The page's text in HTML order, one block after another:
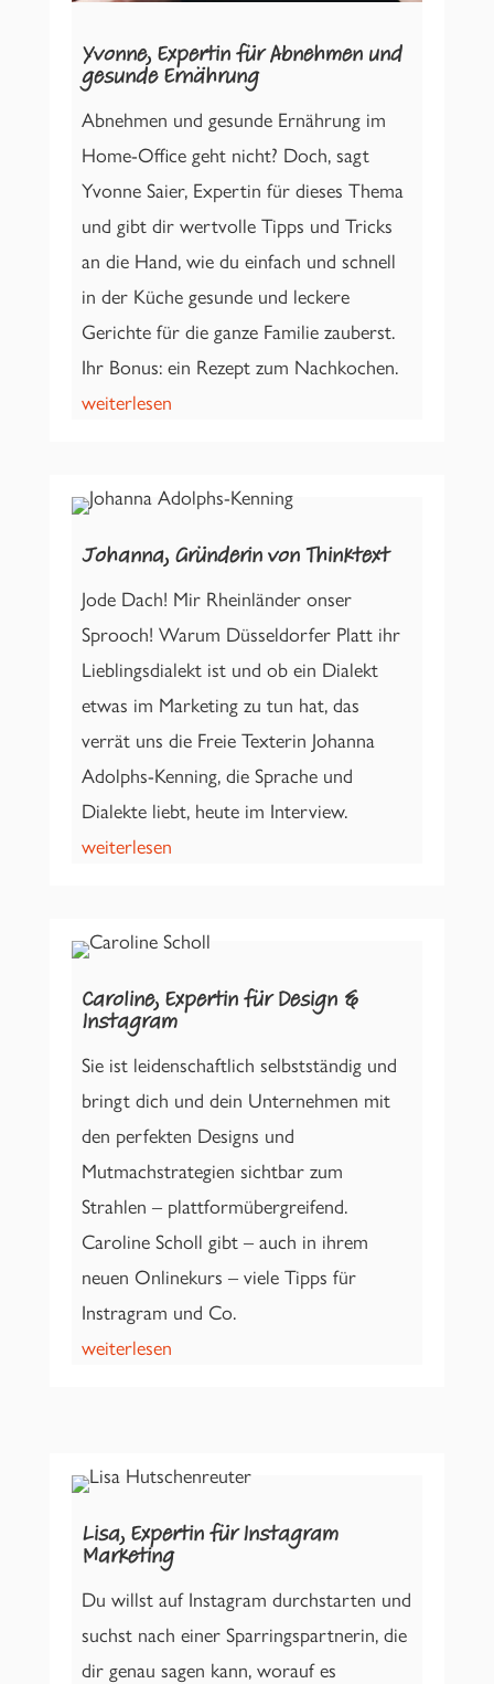
Yvonne, Expertin für Abnehmen und
gesunde Ernährung
Abnehmen und gesunde Ernährung im
Home-Office geht nicht? Doch, sagt
Yvonne Saier, Expertin für dieses Thema
und gibt dir wertvolle Tipps und Tricks
an die Hand, wie du einfach und schnell
in der Küche gesunde und leckere
Gerichte für die ganze Familie zauberst.
Ihr Bonus: ein Rezept zum Nachkochen.
weiterlesen
Johanna, Gründerin von Thinktext
Jode Dach! Mir Rheinländer onser
Sprooch! Warum Düsseldorfer Platt ihr
Lieblingsdialekt ist und ob ein Dialekt
etwas im Marketing zu tun hat, das
verrät uns die Freie Texterin Johanna
Adolphs-Kenning, die Sprache und
Dialekte liebt, heute im Interview.
weiterlesen
Caroline, Expertin für Design &
Instagram
Sie ist leidenschaftlich selbstständig und
bringt dich und dein Unternehmen mit
den perfekten Designs und
Mutmachstrategien sichtbar zum
Strahlen – plattformübergreifend.
Caroline Scholl gibt – auch in ihrem
neuen Onlinekurs – viele Tipps für
Instragram und Co.
weiterlesen
Lisa, Expertin für Instagram
Marketing
Du willst auf Instagram durchstarten und
suchst nach einer Sparringspartnerin, die
dir genau sagen kann, worauf es